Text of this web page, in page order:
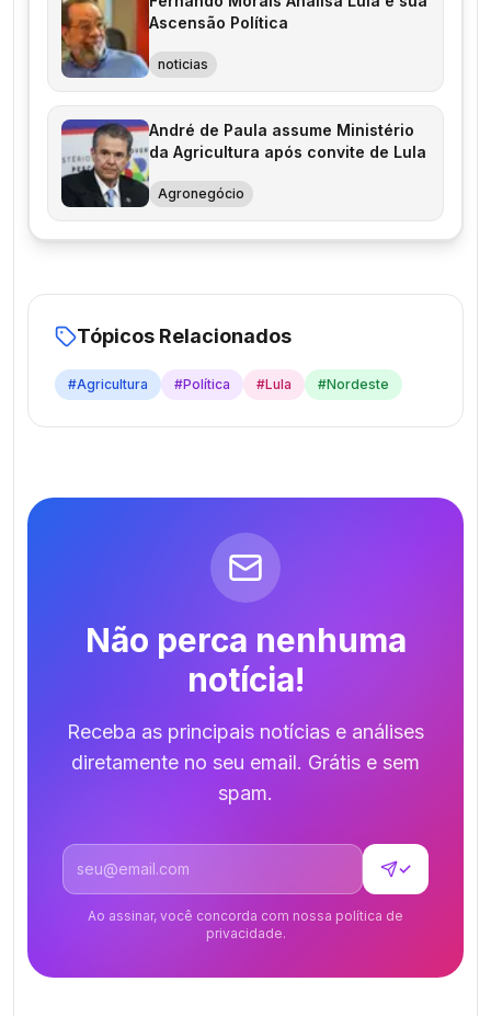
Ascensão Política
noticias
André de Paula assume Ministério
da Agricultura após convite de Lula
Agronegócio
Tópicos Relacionados
#Agricultura #Política #Lula #Nordeste
Não perca nenhuma
notícia!
Receba as principais notícias e análises
diretamente no seu email. Grátis e sem
spam.
Endereço de email
✓
Ao assinar, você concorda com nossa política de
privacidade.